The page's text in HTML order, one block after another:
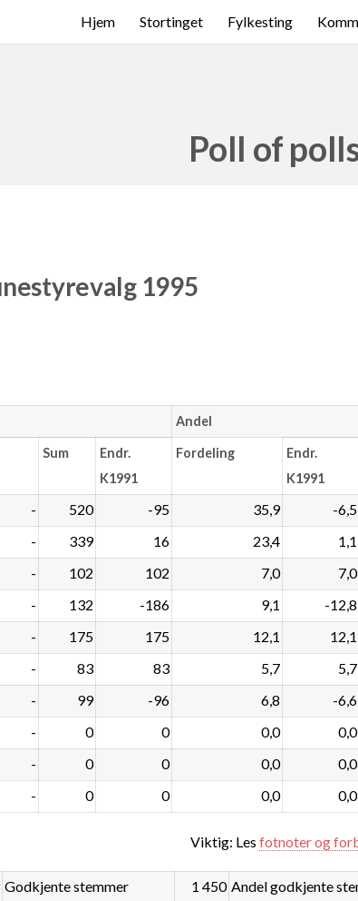
Hjem Stortinget Fylkesting
Poll of
1995
Andel
Sum
Endr.
K1991
Fordeling
Endr.
K1991
- 520 -95 35,9 -6,5
- 339 16 23,4 1,1
- 102 102 7,0 7,0
- 132 -186 9,1 -12,8
- 175 175 12,1 12,1
- 83 83 5,7 5,7
- 99 -96 6,8 -6,6
- 0 0 0,0 0,0
- 0 0 0,0 0,0
- 0 0 0,0 0,0
Viktig: Les fotnoter og
Godkjente stemmer 1 450 Andel godkjente